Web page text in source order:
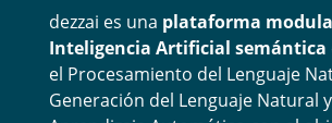
dezzai es una plataforma
Inteligencia Artificial semántica
el Procesamiento del Lenguaje
Generación del Lenguaje Natural